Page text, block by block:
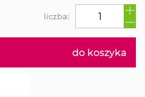
do koszyka
liczba: